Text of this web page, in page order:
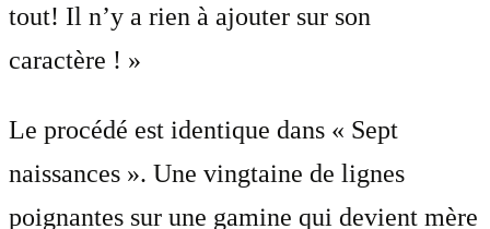
tout! Il n’y a rien à ajouter sur son
caractère ! »
Le procédé est identique dans « Sept
naissances ». Une vingtaine de lignes
poignantes sur une gamine qui devient mère